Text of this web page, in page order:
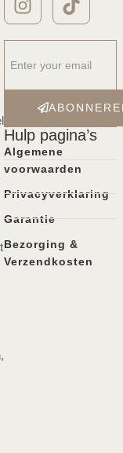
Hulp pagina’s
Algemene
voorwaarden
Privacyverklaring
Garantie
Bezorging &
Verzendkosten